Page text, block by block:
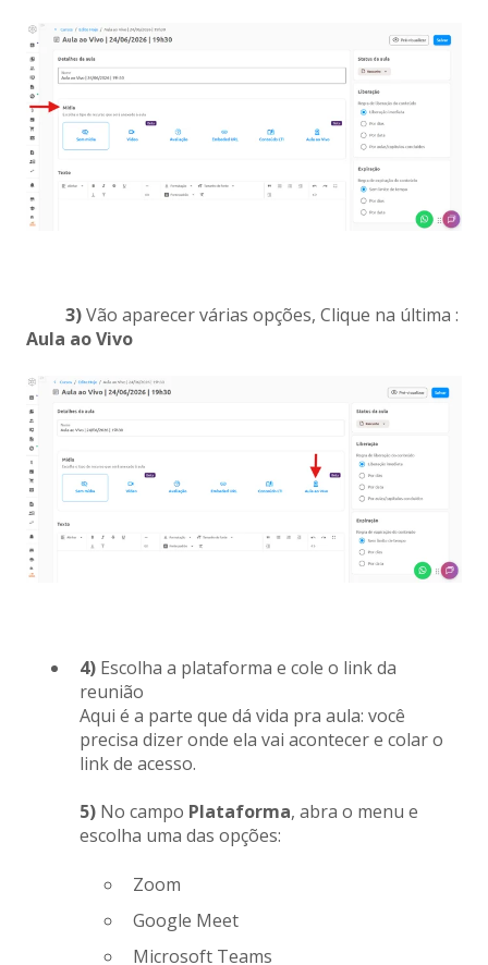
3)Vão aparecer várias opções, Clique na última :
Aula ao Vivo
4) Escolha a plataforma e cole o link da
reunião
Aqui é a parte que dá vida pra aula: você
precisa dizer onde ela vai acontecer e colar o
link de acesso.
5) No campo Plataforma, abra o menu e
escolha uma das opções:
Zoom
Google Meet
Microsoft Teams